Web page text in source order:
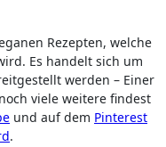
Es handelt sich um
werden – Einer
viele weitere findest
und auf dem Pinterest
.